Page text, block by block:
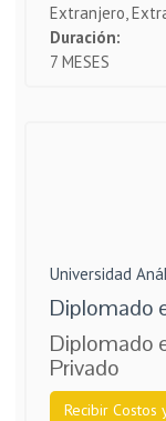
Extranjero,
Duración:
7 MESES
Universidad
Diplomado
Diplomado
Privado
Recibir Costos